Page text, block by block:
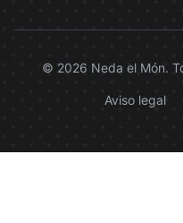
© 2026 Neda el Món.
Aviso legal